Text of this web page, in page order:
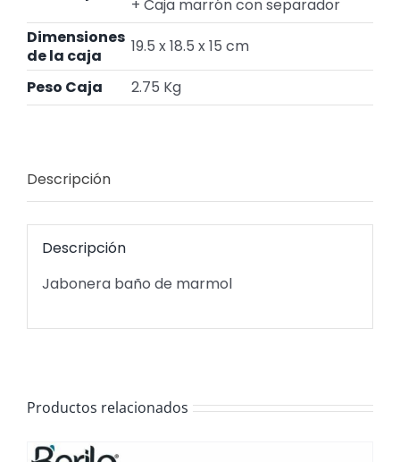
+ Caja marrón con separador
Dimensiones
de la caja
19.5 x 18.5 x 15 cm
Peso Caja
2.75 Kg
Descripción
Descripción
Jabonera baño de marmol
Productos relacionados